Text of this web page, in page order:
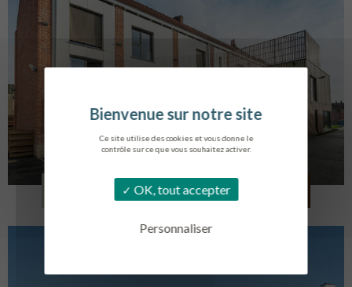
Ce site utilise des cookies et vous donne le
contrôle sur ce que vous souhaitez activer.
OK, tout accepter
Personnaliser
LOG. JEUNES TRAVAILLEURS